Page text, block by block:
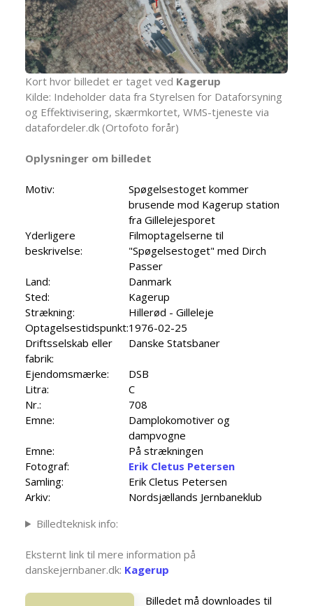
Kort hvor billedet er taget ved Kagerup
Kilde: Indeholder data fra Styrelsen for Dataforsyning
og Effektivisering, skærmkortet, WMS-tjeneste via
datafordeler.dk (Ortofoto forår)
Oplysninger om billedet
Motiv:
Spøgelsestoget kommer
brusende mod Kagerup station
fra Gillelejesporet
Yderligere
beskrivelse:
Filmoptagelserne til
"Spøgelsestoget" med Dirch
Passer
Land:
Danmark
Sted:
Kagerup
Strækning:
Hillerød - Gilleleje
Optagelsestidspunkt:1976-02-25
Driftsselskab eller
fabrik:
Danske Statsbaner
Ejendomsmærke:
DSB
Litra:
C
Nr.:
708
Emne:
Damplokomotiver og
dampvogne
Emne:
På strækningen
Fotograf:
Erik Cletus Petersen
Samling:
Erik Cletus Petersen
Arkiv:
Nordsjællands Jernbaneklub
Billedteknisk info:
Eksternt link til mere information på
danskejernbaner.dk: Kagerup
Billedet må downloades til